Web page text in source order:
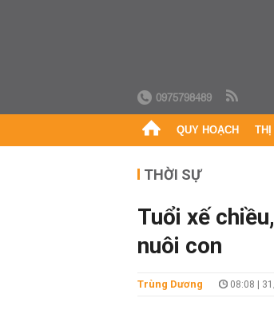
0975798489
QUY HOẠCH
THỜI SỰ
Tuổi xế
nuôi con
Trùng Dương 08:08 |